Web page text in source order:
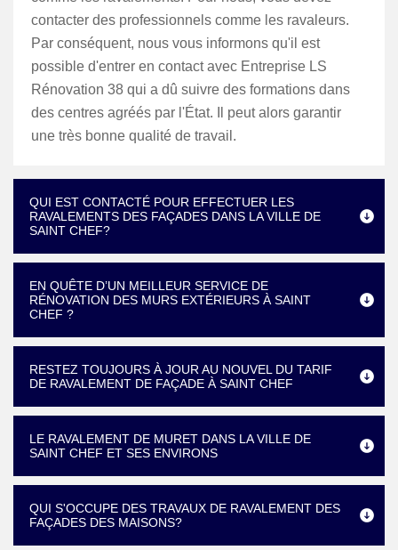
contacter des professionnels comme les ravaleurs.
Par conséquent, nous vous informons qu'il est
possible d'entrer en contact avec Entreprise LS
Rénovation 38 qui a dû suivre des formations dans
des centres agréés par l'État. Il peut alors garantir
une très bonne qualité de travail.
QUI EST CONTACTÉ POUR EFFECTUER LES
RAVALEMENTS DES FAÇADES DANS LA VILLE DE
SAINT CHEF?
EN QUÊTE D’UN MEILLEUR SERVICE DE
RÉNOVATION DES MURS EXTÉRIEURS À SAINT
CHEF ?
RESTEZ TOUJOURS À JOUR AU NOUVEL DU TARIF
DE RAVALEMENT DE FAÇADE À SAINT CHEF
LE RAVALEMENT DE MURET DANS LA VILLE DE
SAINT CHEF ET SES ENVIRONS
QUI S'OCCUPE DES TRAVAUX DE RAVALEMENT DES
FAÇADES DES MAISONS?